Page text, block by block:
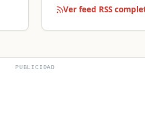
Ver feed RSS
PUBLICIDAD